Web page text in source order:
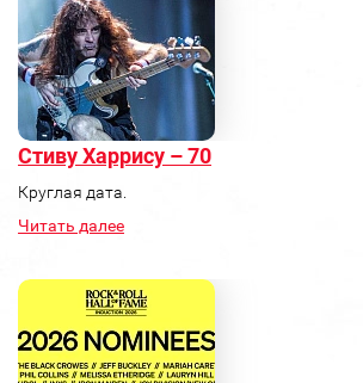
Стиву Харрису – 70
Круглая дата.
Читать далее